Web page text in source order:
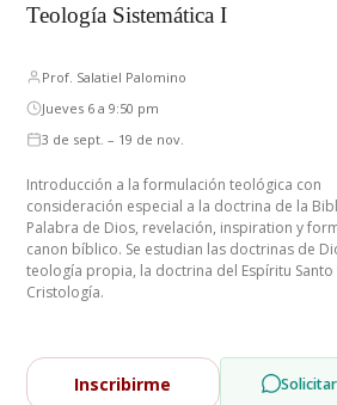
Teología Sistemática I
Prof. Salatiel Palomino
Jueves 6 a 9:50 pm
3 de sept. – 19 de nov.
Introducción a la formulación teológica con
consideración especial a la doctrina de la
Palabra de Dios, revelación, inspiration y
canon bíblico. Se estudian las doctrinas de
teología propia, la doctrina del Espíritu Santo
Cristología.
Inscribirme